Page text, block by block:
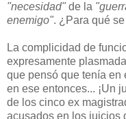
"necesidad" de la
enemigo". ¿Para qué
La complicidad de
expresamente
que pensó que tenía en
en ese entonces... ¡Un
de los cinco ex
acusados en los juicios